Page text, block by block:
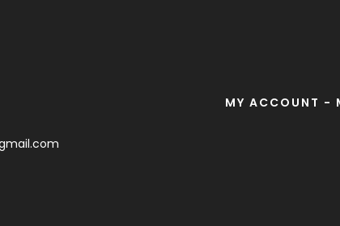
MY ACCOUNT -